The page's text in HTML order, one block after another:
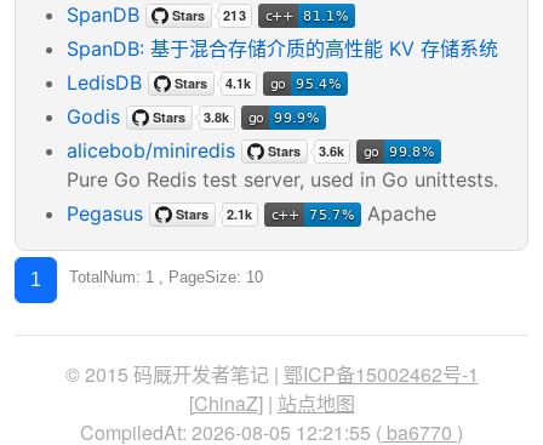
SpanDB
SpanDB: 基于混合存储介质的高性能 KV 存储系统
LedisDB
Godis
alicebob/miniredis
Pure Go Redis test server, used in Go unittests.
Pegasus
Apache
1 TotalNum: 1 , PageSize: 10
© 2015 码厩开发者笔记 | 鄂ICP备15002462号-1
[ChinaZ] | 站点地图
CompiledAt: 2026-08-05 12:21:55 ( ba6770 )